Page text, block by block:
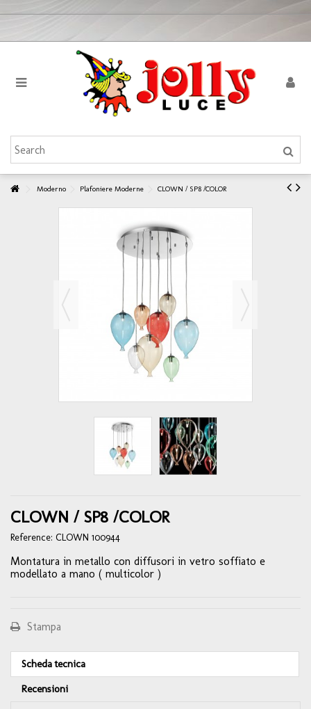
Moderno Plafoniere Moderne CLOWN / SP8 /COLOR
CLOWN / SP8 /COLOR
Reference: CLOWN 100944
Montatura in metallo con diffusori in vetro soffiato e
modellato a mano ( multicolor )
Stampa
Scheda tecnica
Recensioni